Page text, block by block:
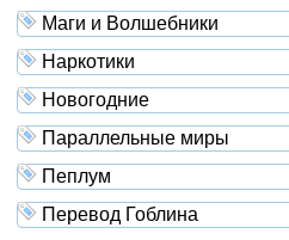
Маги и Волшебники
Наркотики
Новогодние
Параллельные миры
Пеплум
Перевод Гоблина